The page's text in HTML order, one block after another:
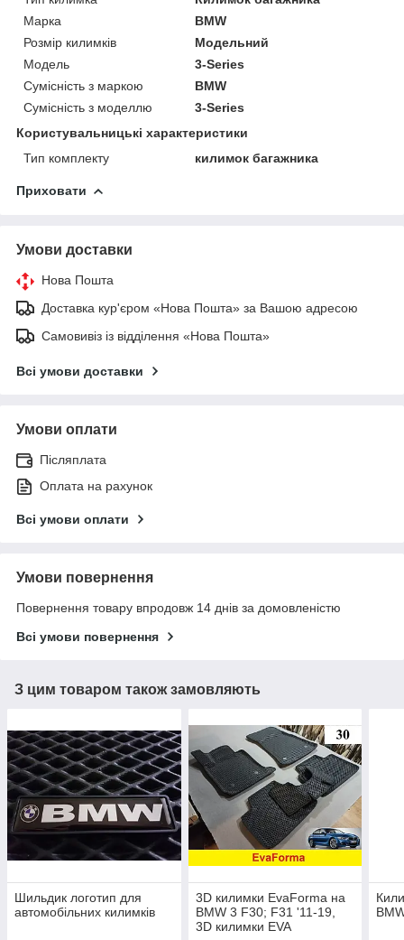
Марка
BMW
Розмір килимків
Модельний
Модель
3-Series
Сумісність з маркою
BMW
Сумісність з моделлю
3-Series
Користувальницькі характеристики
Тип комплекту
килимок багажника
Приховати
Умови доставки
Нова Пошта
Доставка кур'єром «Нова Пошта» за Вашою адресою
Самовивіз із відділення «Нова Пошта»
Всі умови доставки
Умови оплати
Післяплата
Оплата на рахунок
Всі умови оплати
Умови повернення
Повернення товару впродовж 14 днів за домовленістю
Всі умови повернення
З цим товаром також замовляють
Шильдик логотип для
автомобільних килимків
3D килимки EvaForma на
BMW 3 F30; F31 '11-19,
3D килимки EVA